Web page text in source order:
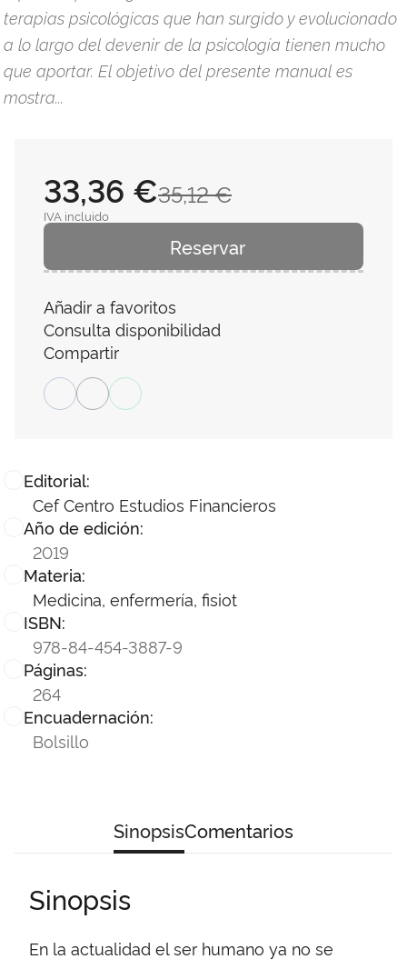
terapias psicológicas que han surgido y evolucionado
a lo largo del devenir de la psicología tienen mucho
que aportar. El objetivo del presente manual es
mostra...
Editorial:
Cef Centro Estudios Financieros
Año de edición:
2019
Materia:
Medicina, enfermería, fisiot
ISBN:
978-84-454-3887-9
Páginas:
264
Encuadernación:
Bolsillo
35,12 €
33,36 €
IVA incluido
Reservar
Añadir a favoritos
Consulta disponibilidad
Compartir
SinopsisComentarios
Sinopsis
En la actualidad el ser humano ya no se